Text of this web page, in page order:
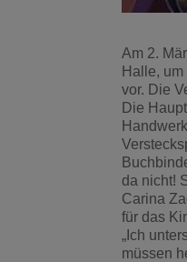
Am 2.
Halle,
vor. Die
Die
da nicht!
Carina
für das
„Ich
müssen